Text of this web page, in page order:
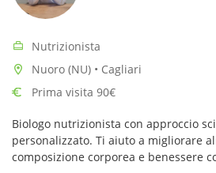
Nutrizionista
Nuoro (NU) • Cagliari
Prima visita 90€
Biologo nutrizionista con approccio
personalizzato. Ti aiuto a migliorare
composizione corporea e benessere